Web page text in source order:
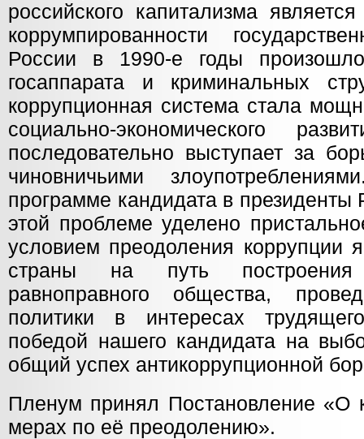
российского капитализма
коррумпированности
России в 1990-е годы
госаппарата и криминальных
коррупционная система стала
социально-экономического
последовательно выступает за
чиновничьими
программе кандидата в
этой проблеме уделено
условием преодоления коррупции
страны на путь построения
равноправного общества,
политики в интересах
победой нашего кандидата на
общий успех антикоррупционной
Пленум принял Постановление «О
мерах по её преодолению».